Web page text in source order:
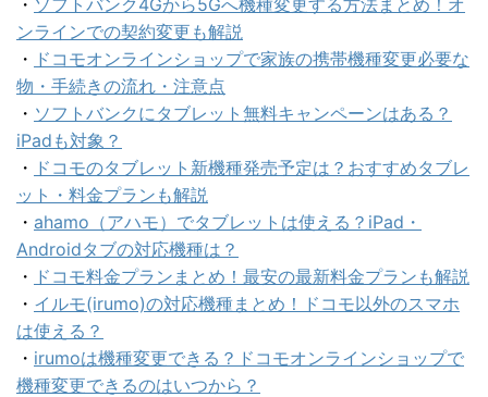
ンラインでの契約変更も解説
・ ドコモオンラインショップで家族の携帯機種変更必要な
物・手続きの流れ・注意点
・ ソフトバンクにタブレット無料キャンペーンはある？
iPadも対象？
・ ドコモのタブレット新機種発売予定は？おすすめタブレ
ット・料金プランも解説
・ ahamo（アハモ）でタブレットは使える？iPad・
Androidタブの対応機種は？
・ ドコモ料金プランまとめ！最安の最新料金プランも解説
・ イルモ(irumo)の対応機種まとめ！ドコモ以外のスマホ
は使える？
・ irumoは機種変更できる？ドコモオンラインショップで
機種変更できるのはいつから？